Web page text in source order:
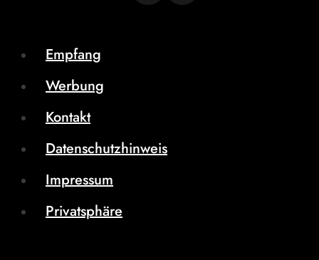
Empfang
Werbung
Kontakt
Datenschutzhinweis
Impressum
Privatsphäre